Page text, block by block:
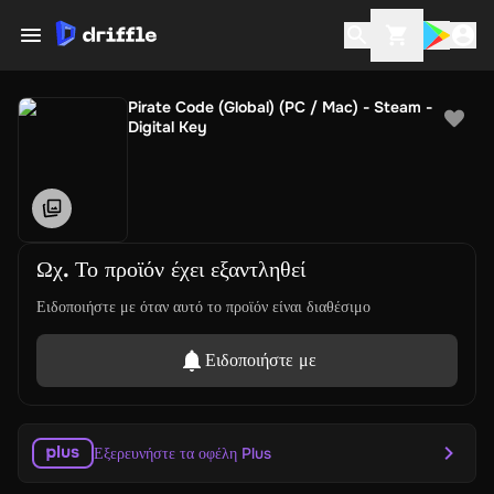
Pirate Code (Global) (PC / Mac) - Steam -
Digital Key
Ωχ. Το προϊόν έχει εξαντληθεί
Ειδοποιήστε με όταν αυτό το προϊόν είναι διαθέσιμο
Ειδοποιήστε με
Εξερευνήστε τα οφέλη Plus